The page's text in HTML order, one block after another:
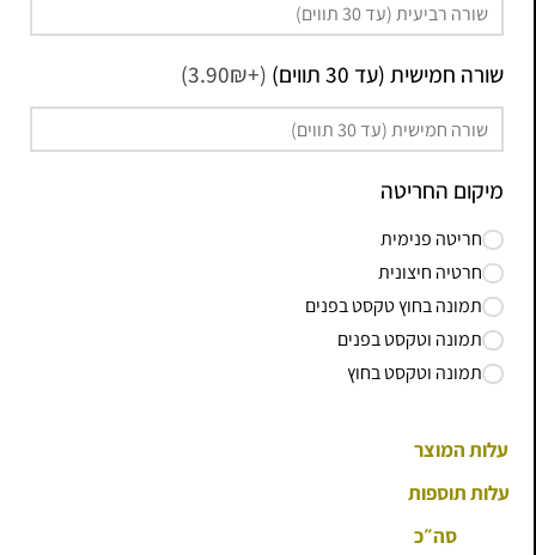
שורה חמישית (עד 30 תווים) (+3.90₪)
מיקום החריטה
חריטה פנימית
חרטיה חיצונית
תמונה בחוץ טקסט בפנים
תמונה וטקסט בפנים
תמונה וטקסט בחוץ
עלות המוצר
עלות תוספות
סה״כ